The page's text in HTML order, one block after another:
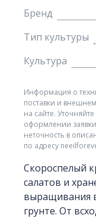
Бренд
Тип культуры
Культура
Информация о
поставки и
на сайте.
оформлении
неточность в
по адресу
Скороспелый
салатов и
выращивания
грунте. От